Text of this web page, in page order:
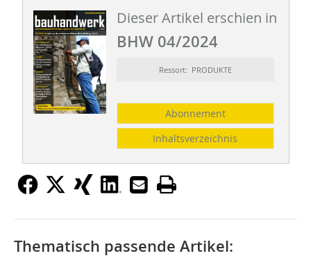
Dieser Artikel erschien in
BHW 04/2024
Ressort: PRODUKTE
Abonnement
Inhaltsverzeichnis
Thematisch passende Artikel: